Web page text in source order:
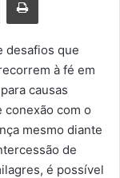
desafios que
à fé em
causas
conexão com o
mesmo diante
de
é possível